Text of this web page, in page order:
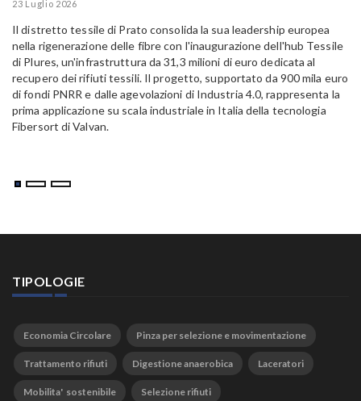
23 Luglio 2026
Il distretto tessile di Prato consolida la sua leadership europea
nella rigenerazione delle fibre con l'inaugurazione dell'hub Tessile
di Plures, un'infrastruttura da 31,3 milioni di euro dedicata al
recupero dei rifiuti tessili. Il progetto, supportato da 900 mila euro
di fondi PNRR e dalle agevolazioni di Industria 4.0, rappresenta la
prima applicazione su scala industriale in Italia della tecnologia
Fibersort di Valvan.
TIPOLOGIE
Economia Circolare Pinza per selezione e movimentazione
Trattamento rifiuti Digestione anaerobica Laceratori
Mobilita' sostenibile Selezione rifiuti